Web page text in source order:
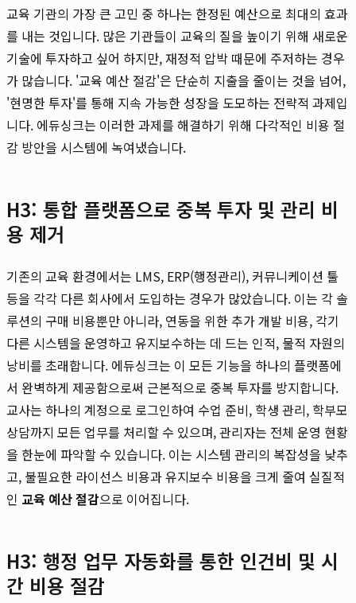
교육 기관의 가장 큰 고민 중 하나는 한정된 예산으로 최대의 효과
를 내는 것입니다. 많은 기관들이 교육의 질을 높이기 위해 새로운
기술에 투자하고 싶어 하지만, 재정적 압박 때문에 주저하는 경우
가 많습니다. '교육 예산 절감'은 단순히 지출을 줄이는 것을 넘어,
'현명한 투자'를 통해 지속 가능한 성장을 도모하는 전략적 과제입
니다. 에듀싱크는 이러한 과제를 해결하기 위해 다각적인 비용 절
감 방안을 시스템에 녹여냈습니다.
H3: 통합 플랫폼으로 중복 투자 및 관리 비
용 제거
기존의 교육 환경에서는 LMS, ERP(행정관리), 커뮤니케이션 툴
등을 각각 다른 회사에서 도입하는 경우가 많았습니다. 이는 각 솔
루션의 구매 비용뿐만 아니라, 연동을 위한 추가 개발 비용, 각기
다른 시스템을 운영하고 유지보수하는 데 드는 인적, 물적 자원의
낭비를 초래합니다. 에듀싱크는 이 모든 기능을 하나의 플랫폼에
서 완벽하게 제공함으로써 근본적으로 중복 투자를 방지합니다.
교사는 하나의 계정으로 로그인하여 수업 준비, 학생 관리, 학부모
상담까지 모든 업무를 처리할 수 있으며, 관리자는 전체 운영 현황
을 한눈에 파악할 수 있습니다. 이는 시스템 관리의 복잡성을 낮추
고, 불필요한 라이선스 비용과 유지보수 비용을 크게 줄여 실질적
인 교육 예산 절감으로 이어집니다.
H3: 행정 업무 자동화를 통한 인건비 및 시
간 비용 절감